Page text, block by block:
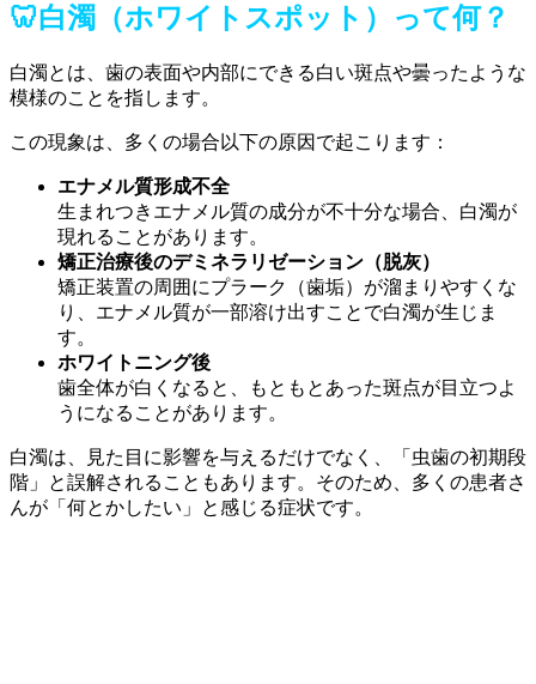
🦷白濁（ホワイトスポット）って何？
白濁とは、歯の表面や内部にできる白い斑点や曇ったような
模様のことを指します。
この現象は、多くの場合以下の原因で起こります：
エナメル質形成不全
生まれつきエナメル質の成分が不十分な場合、白濁が
現れることがあります。
矯正治療後のデミネラリゼーション（脱灰）
矯正装置の周囲にプラーク（歯垢）が溜まりやすくな
り、エナメル質が一部溶け出すことで白濁が生じま
す。
ホワイトニング後
歯全体が白くなると、もともとあった斑点が目立つよ
うになることがあります。
白濁は、見た目に影響を与えるだけでなく、「虫歯の初期段
階」と誤解されることもあります。そのため、多くの患者さ
んが「何とかしたい」と感じる症状です。